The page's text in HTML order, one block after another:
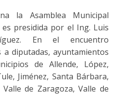
la Asamblea Municipal
presidida por el Ing. Luis
En el encuentro
a diputadas, ayuntamientos
de Allende, López,
Jiménez, Santa Bárbara,
de Zaragoza, Valle de